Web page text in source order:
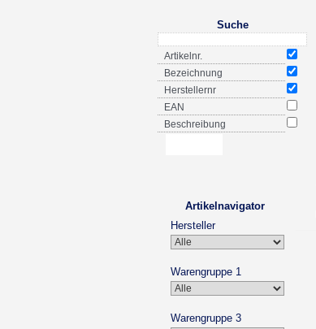
Suche
Artikelnr.
Bezeichnung
Herstellernr
EAN
Beschreibung
Artikelnavigator
Hersteller
Warengruppe 1
Warengruppe 3